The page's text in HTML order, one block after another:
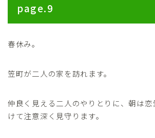
page.9
春休み。
笠町が二人の家を訪れます。
仲良く見える二人のやりとりに、朝は
けて注意深く見守ります。